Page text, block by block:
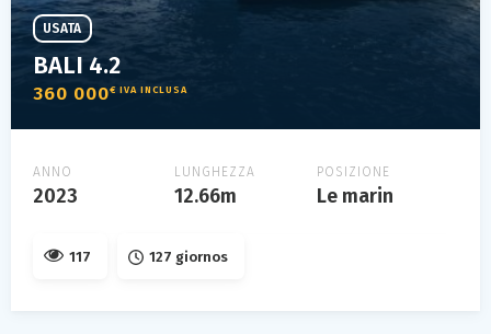
BALI 4.2
360 000€ IVA INCLUSA
USATA
ANNO
2023
LUNGHEZZA
12.66m
POSIZIONE
Le marin
117 127 giornos